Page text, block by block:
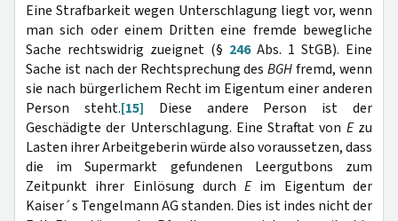
Eine Strafbarkeit wegen Unterschlagung liegt vor, wenn
man sich oder einem Dritten eine fremde bewegliche
Sache rechtswidrig zueignet (§ 246Abs. 1 StGB). Eine
Sache ist nach der Rechtsprechung desBGHfremd, wenn
sie nach bürgerlichem Recht im Eigentum einer anderen
Person steht.[15] Diese andere Person ist der
Geschädigte der Unterschlagung. Eine Straftat von Ezu
Lasten ihrer Arbeitgeberin würde also voraussetzen, dass
die im Supermarkt gefundenen Leergutbons zum
Zeitpunkt ihrer Einlösung durchEim Eigentum der
Kaiser´s Tengelmann AG standen. Dies ist indes nicht der